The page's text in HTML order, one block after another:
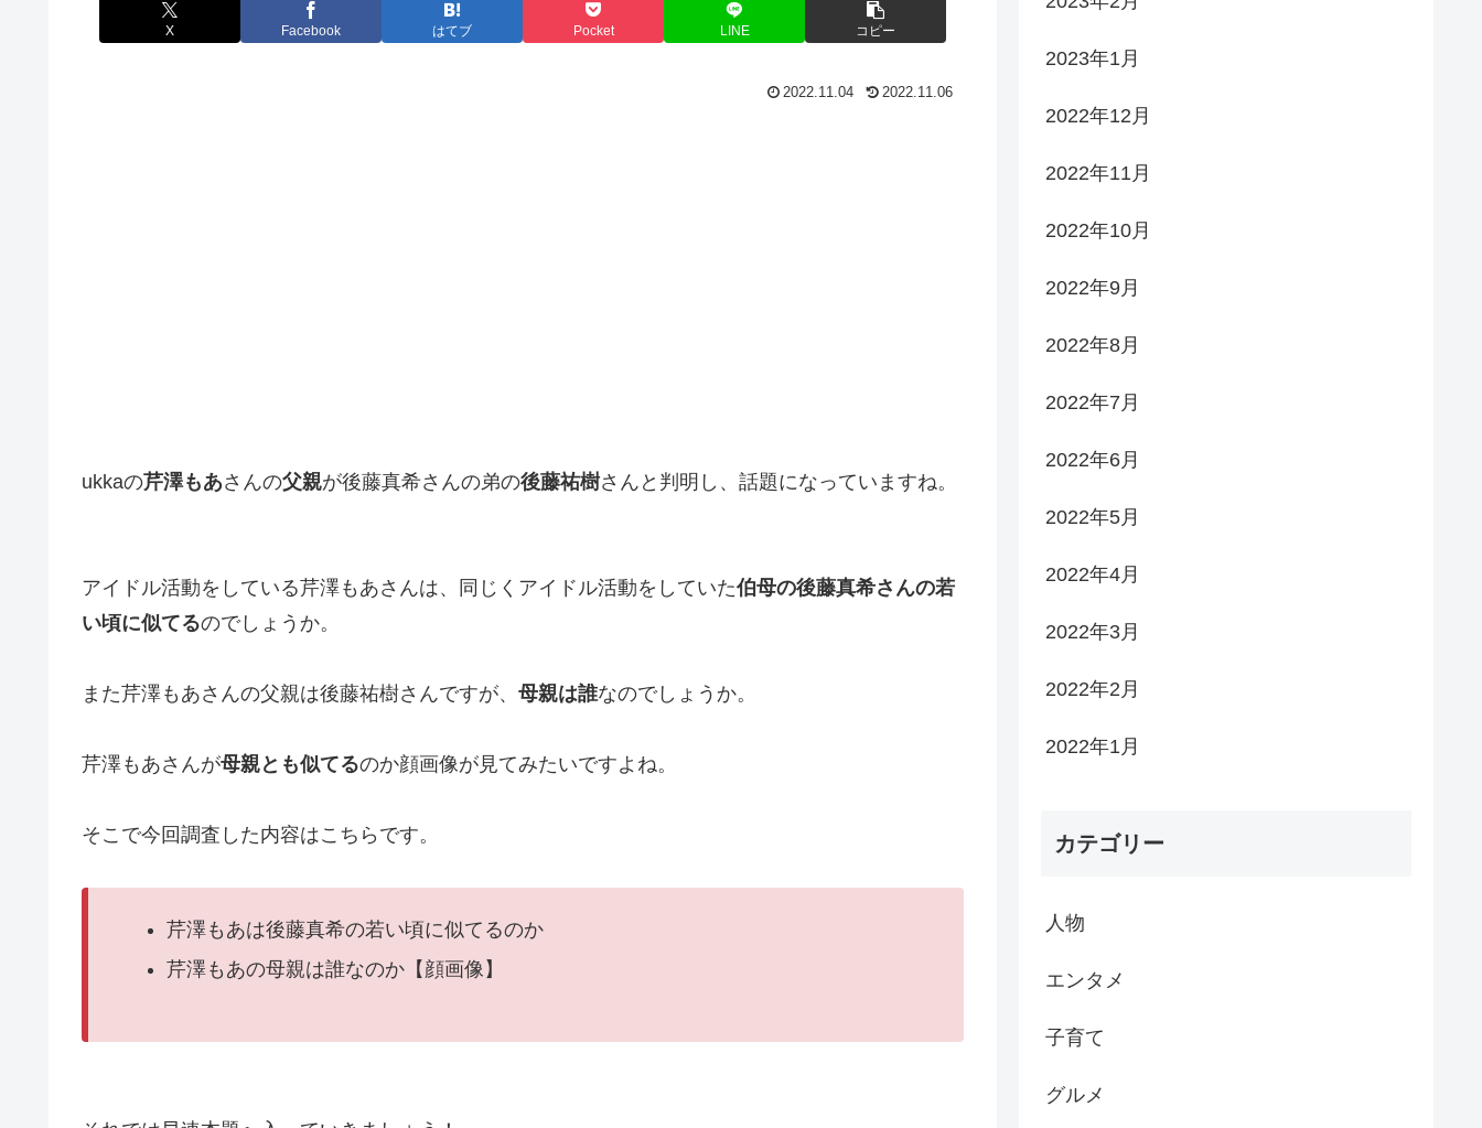
X Facebook はてブ Pocket LINE コピー
2022.11.04 2022.11.06
ukkaの芹澤もあさんの父親が後藤真希さんの弟の後藤祐樹さんと判明し、話題になっていますね。
アイドル活動をしている芹澤もあさんは、同じくアイドル活動をしていた伯母の後藤真希さんの若
い頃に似てるのでしょうか。
また芹澤もあさんの父親は後藤祐樹さんですが、 母親は誰なのでしょうか。
芹澤もあさんが母親とも似てるのか顔画像が見てみたいですよね。
そこで今回調査した内容はこちらです。
芹澤もあは後藤真希の若い頃に似てるのか
芹澤もあの母親は誰なのか【顔画像】
2023年1月
2022年12月
2022年11月
2022年10月
2022年9月
2022年8月
2022年7月
2022年6月
2022年5月
2022年4月
2022年3月
2022年2月
2022年1月
カテゴリー
人物
エンタメ
子育て
グルメ